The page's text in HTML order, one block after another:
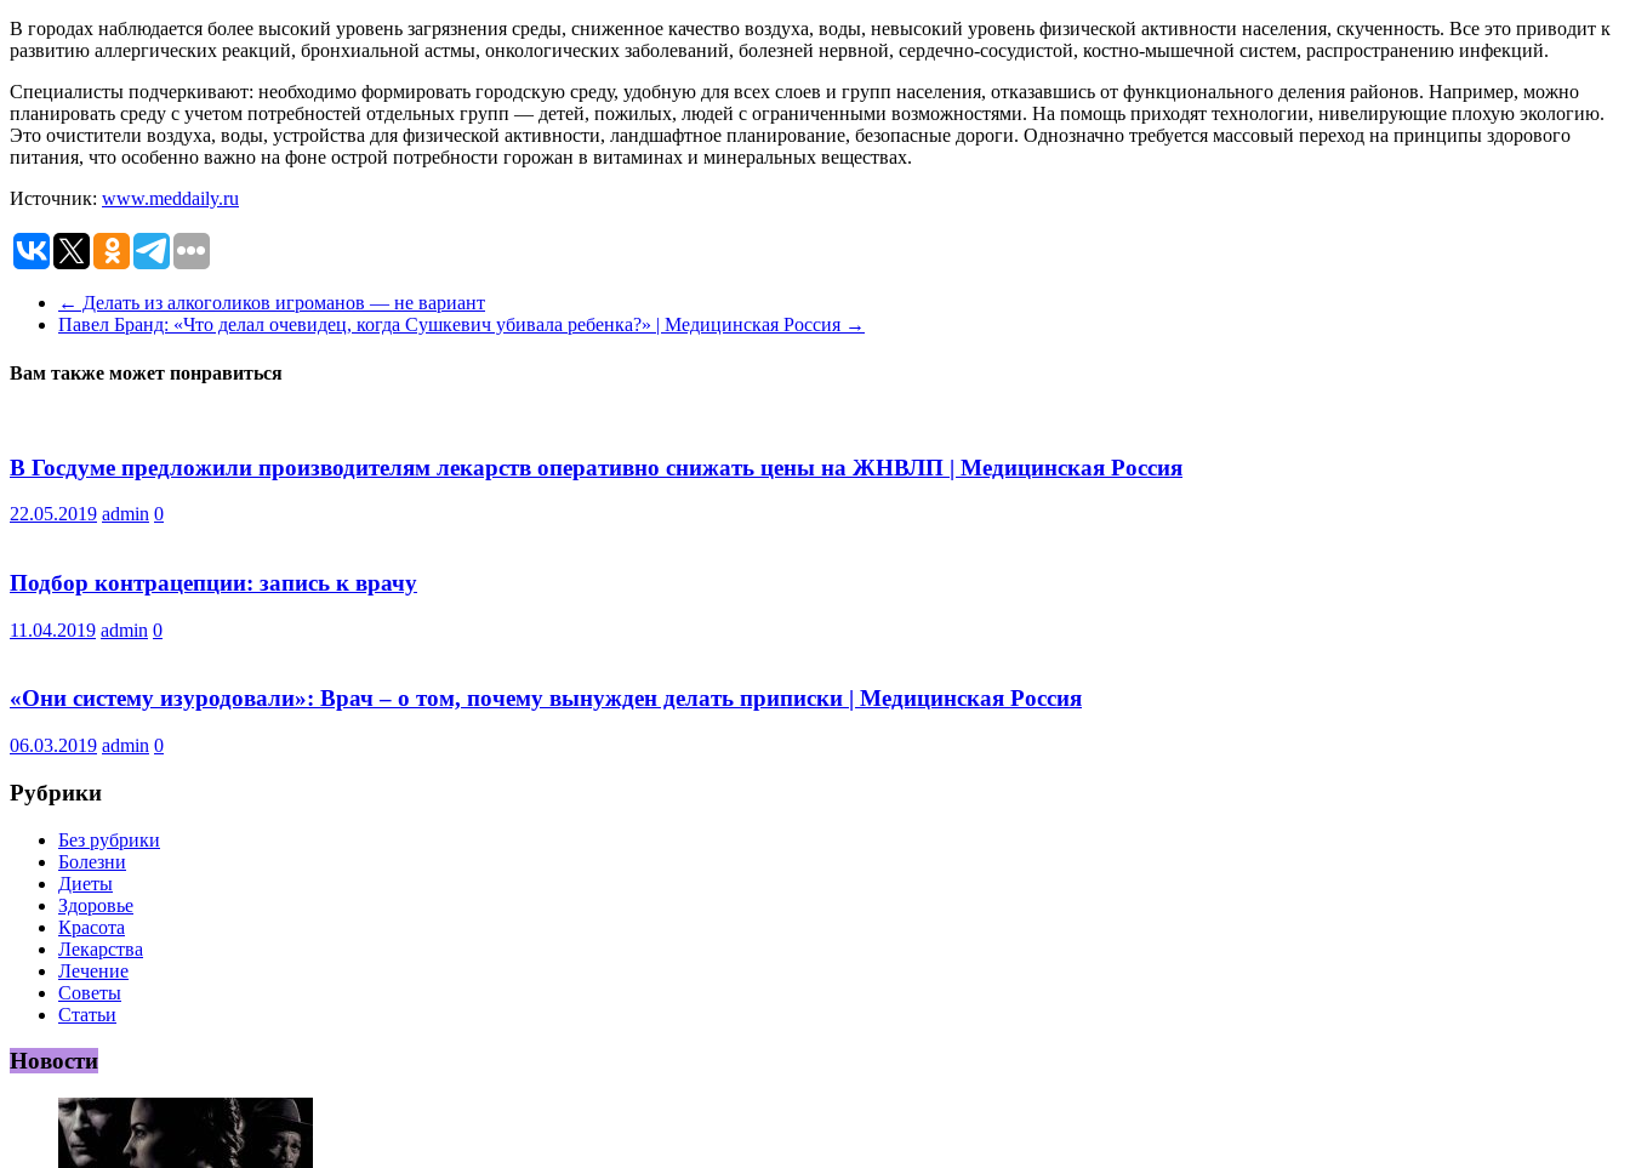
В городах наблюдается более высокий уровень загрязнения среды, сниженное качество воздуха, воды, невысокий уровень физической активности населения, скученность. Все это приводит к
развитию аллергических реакций, бронхиальной астмы, онкологических заболеваний, болезней нервной, сердечно-сосудистой, костно-мышечной систем, распространению инфекций.
Специалисты подчеркивают: необходимо формировать городскую среду, удобную для всех слоев и групп населения, отказавшись от функционального деления районов. Например, можно
планировать среду с учетом потребностей отдельных групп — детей, пожилых, людей с ограниченными возможностями. На помощь приходят технологии, нивелирующие плохую экологию.
Это очистители воздуха, воды, устройства для физической активности, ландшафтное планирование, безопасные дороги. Однозначно требуется массовый переход на принципы здорового
питания, что особенно важно на фоне острой потребности горожан в витаминах и минеральных веществах.
Источник: www.meddaily.ru
← Делать из алкоголиков игроманов — не вариант
Павел Бранд: «Что делал очевидец, когда Сушкевич убивала ребенка?» | Медицинская Россия →
Вам также может понравиться
В Госдуме предложили производителям лекарств оперативно снижать цены на ЖНВЛП | Медицинская Россия
22.05.2019 admin 0
Подбор контрацепции: запись к врачу
11.04.2019 admin 0
«Они систему изуродовали»: Врач – о том, почему вынужден делать приписки | Медицинская Россия
06.03.2019 admin 0
Рубрики
Без рубрики
Болезни
Диеты
Здоровье
Красота
Лекарства
Лечение
Советы
Статьи
Новости